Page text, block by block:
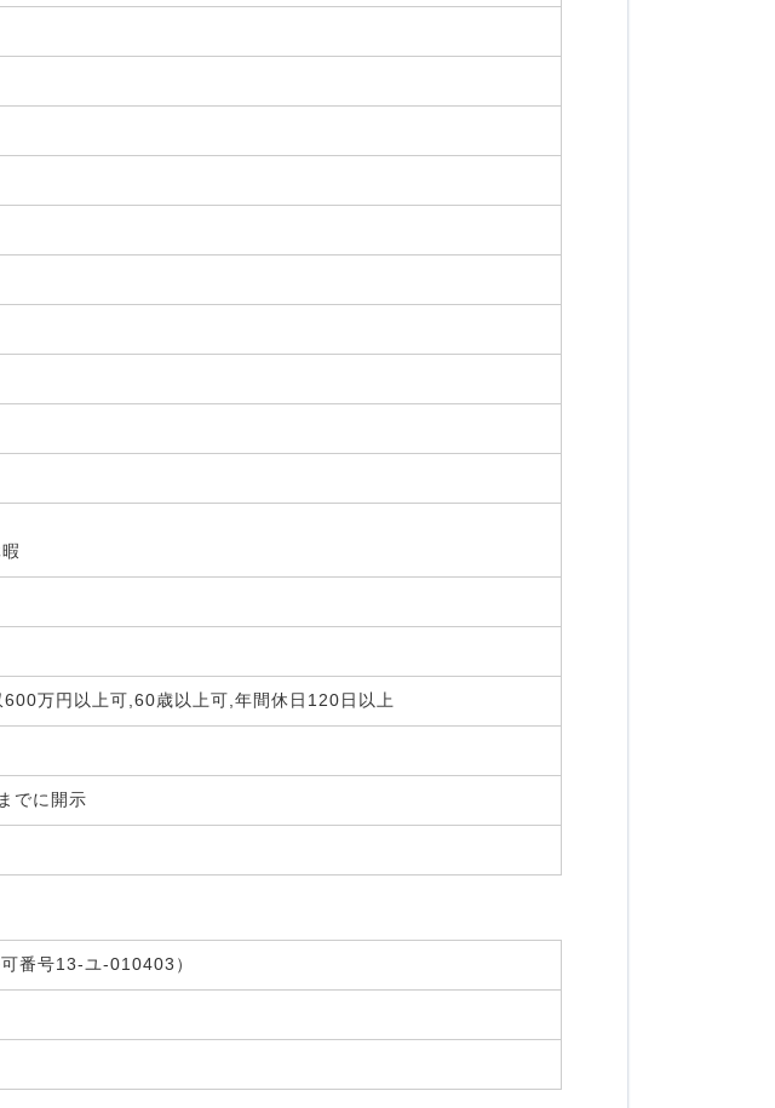
万円以上可,60歳以上可,年間休日120日以上
でに開示
番号13-ユ-010403）